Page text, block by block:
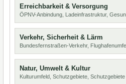
Erreichbarkeit & Versorgung
ÖPNV-Anbindung, Ladeinfrastruktur,
Verkehr, Sicherheit & Lärm
Bundesfernstraßen-Verkehr,
Natur, Umwelt & Kultur
Kulturumfeld, Schutzgebiete,